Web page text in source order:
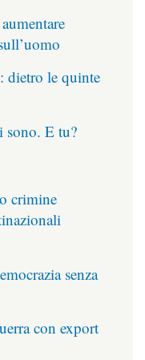
dietro le quinte
sono. E tu?
crimine
senza
con export